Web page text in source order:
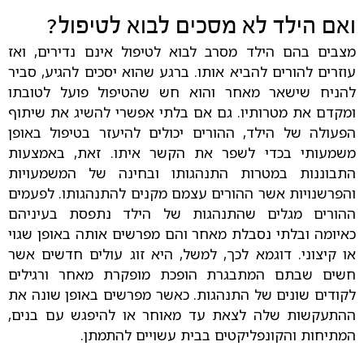
ואם הילד לא מסכים לבוא לטיפול?
מצבים בהם הילד מסרב לבוא לטיפול אינם נדירים, ואז
עוזרים להורים להביא אותו. ברגע שהוא יסכים להגיע, סביר
להניח שישאר מאחר והוא חש שהטיפול פועל לטובתו
ומקדם את מטרותיו. גם אם בלתי אפשרי להשיג את שיתוף
הפעולה של הילד, ההורים יכולים להיעזר בטיפול באופן
משמעותי בכדי לשפר את הקשר איתו. זאת, באמצעות
התבוננות במטרות התנהגותו ובחינה של המשמעויות
והפרשנויות אשר ההורים עצמם מקנים להתנהגותו. לפעמים
ההורים מגלים שהתנהגות של הילד נתפסת בעיניהם
כאיומה ובלתי נסבלת מאחר והם מפרשים אותה באופן שגוי
או קיצוני. דוגמא לכך, למשל, היא זוג עולים חדשים אשר
חשים שבתם המתבגרת הופכת מופקרת מאחר ורגילים
לקודים שונים של התנהגות. כאשר מפרשים באופן שונה את
ההתעקשות שלה לצאת עד מאוחר או להיפגש עם בנים,
המתיחות והקונפליקטים בבית עשויים להתמתן.